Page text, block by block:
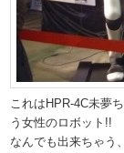
これはHPR-4C未夢
う女性のロボット!!
なんでも出来ちゃう